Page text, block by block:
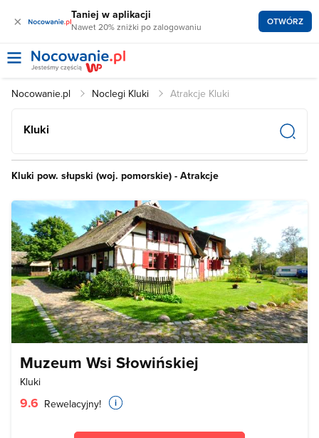
× Taniej w aplikacji
Nawet 20% zniżki po zalogowaniu OTWÓRZ
Nocowanie.pl Noclegi Kluki Atrakcje Kluki
Kluki
Kluki pow. słupski (woj. pomorskie) - Atrakcje
Muzeum Wsi Słowińskiej
Kluki
9.6 Rewelacyjny!